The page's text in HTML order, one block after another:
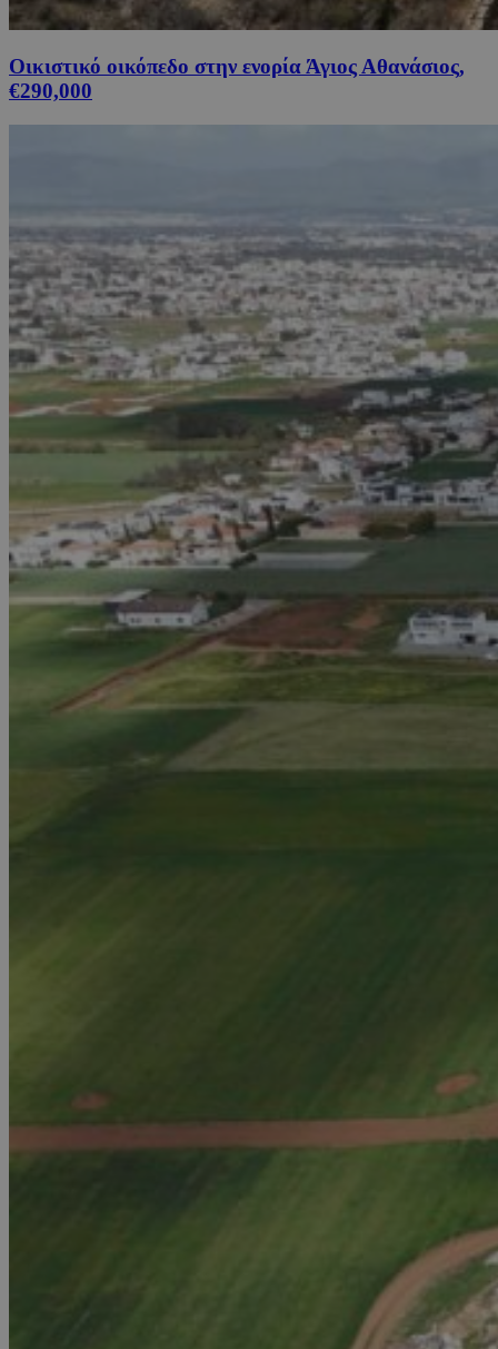
Οικιστικό οικόπεδο στην ενορία Άγιος Αθανάσιος,
€290,000